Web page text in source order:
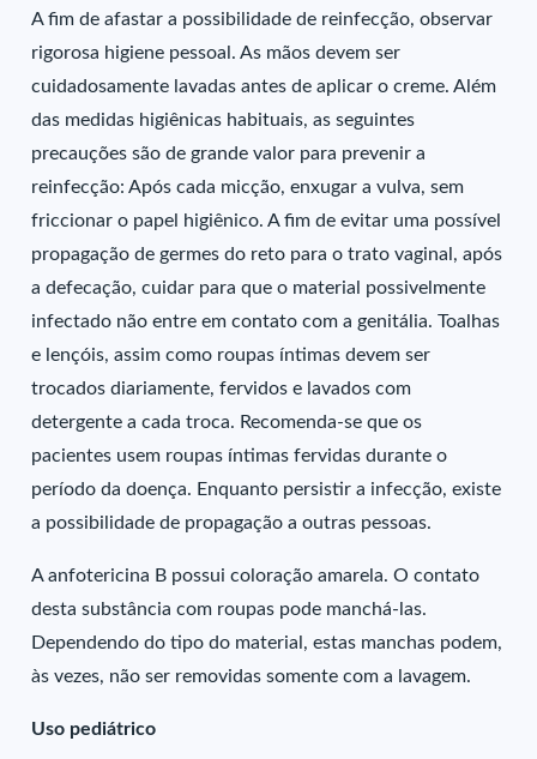
A fim de afastar a possibilidade de reinfecção, observar
rigorosa higiene pessoal. As mãos devem ser
cuidadosamente lavadas antes de aplicar o creme. Além
das medidas higiênicas habituais, as seguintes
precauções são de grande valor para prevenir a
reinfecção: Após cada micção, enxugar a vulva, sem
friccionar o papel higiênico. A fim de evitar uma possível
propagação de germes do reto para o trato vaginal, após
a defecação, cuidar para que o material possivelmente
infectado não entre em contato com a genitália. Toalhas
e lençóis, assim como roupas íntimas devem ser
trocados diariamente, fervidos e lavados com
detergente a cada troca. Recomenda-se que os
pacientes usem roupas íntimas fervidas durante o
período da doença. Enquanto persistir a infecção, existe
a possibilidade de propagação a outras pessoas.
A anfotericina B possui coloração amarela. O contato
desta substância com roupas pode manchá-las.
Dependendo do tipo do material, estas manchas podem,
às vezes, não ser removidas somente com a lavagem.
Uso pediátrico